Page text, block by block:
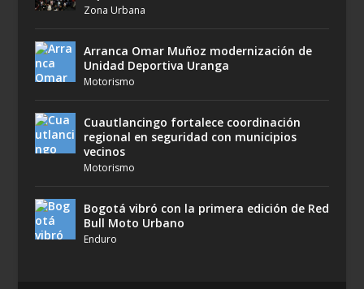
Zona Urbana
Arranca Omar Muñoz modernización de
Unidad Deportiva Uranga
Motorismo
Cuautlancingo fortalece coordinación
regional en seguridad con municipios
vecinos
Motorismo
Bogotá vibró con la primera edición de Red
Bull Moto Urbano
Enduro